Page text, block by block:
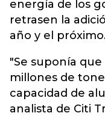
energía de los
retrasen la
año y el
"Se suponía
millones de
capacidad de
analista de Citi